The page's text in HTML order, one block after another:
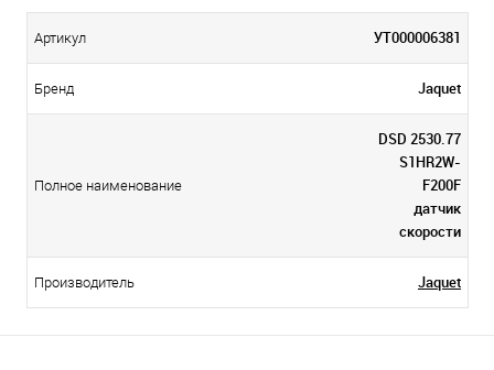
Артикул УТ000006381
Бренд Jaquet
Полное наименование
DSD 2530.77
S1HR2W-
F200F
датчик
скорости
Производитель Jaquet